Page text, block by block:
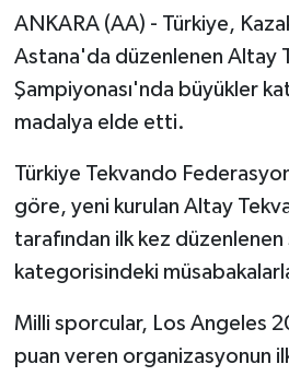
ANKARA (AA) - Türkiye,
Astana'da düzenlenen Altay
Şampiyonası'nda büyükler
madalya elde etti.
Türkiye Tekvando
göre, yeni kurulan Altay
tarafından ilk kez
kategorisindeki
Milli sporcular, Los Angeles
puan veren organizasyonun